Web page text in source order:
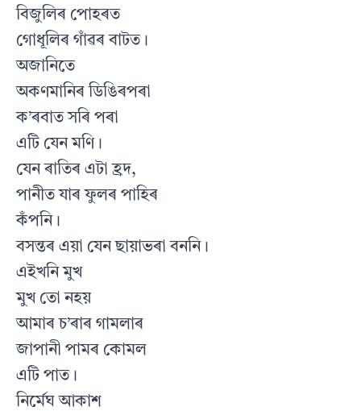
বিজুলিৰ পোহৰত
গোধূলিৰ গাঁৱৰ বাটত।
অজানিতে
অকণমানিৰ ডিঙিৰপৰা
ক’ৰবাত সৰি পৰা
এটি যেন মণি।
যেন ৰাতিৰ এটা হ্রদ,
পানীত যাৰ ফুলৰ পাহিৰ
কঁপনি।
বসন্তৰ এয়া যেন ছায়াভৰা বননি।
এইখনি মুখ
মুখ তো নহয়
আমাৰ চ’ৰাৰ গামলাৰ
জাপানী পামৰ কোমল
এটি পাত।
নির্মেঘ আকাশ